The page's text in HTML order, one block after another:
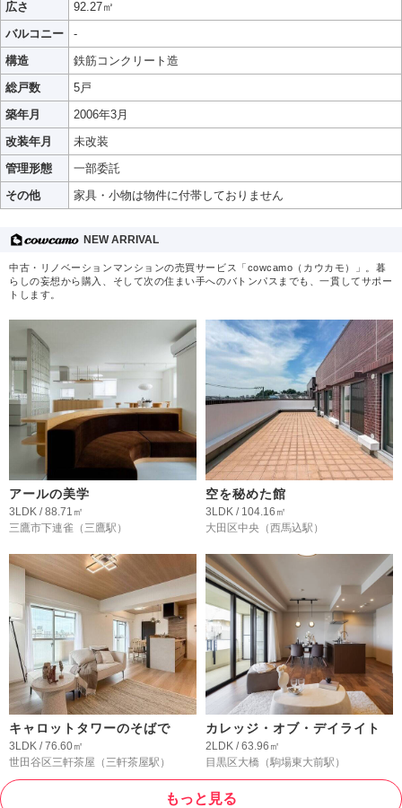
広さ
92.27㎡
バルコニー
-
構造
鉄筋コンクリート造
総戸数
5戸
築年月
2006年3月
改装年月
未改装
管理形態
一部委託
その他
家具・小物は物件に付帯しておりません
NEW ARRIVAL
中古・リノベーションマンションの売買サービス「cowcamo（カウカモ）」。暮
らしの妄想から購入、そして次の住まい手へのバトンパスまでも、一貫してサポー
トします。
アールの美学
3LDK / 88.71㎡
三鷹市下連雀 （三鷹駅）
空を秘めた館
3LDK / 104.16㎡
大田区中央 （西馬込駅）
キャロットタワーのそばで
3LDK / 76.60㎡
世田谷区三軒茶屋 （三軒茶屋駅）
カレッジ・オブ・デイライト
2LDK / 63.96㎡
目黒区大橋 （駒場東大前駅）
もっと見る